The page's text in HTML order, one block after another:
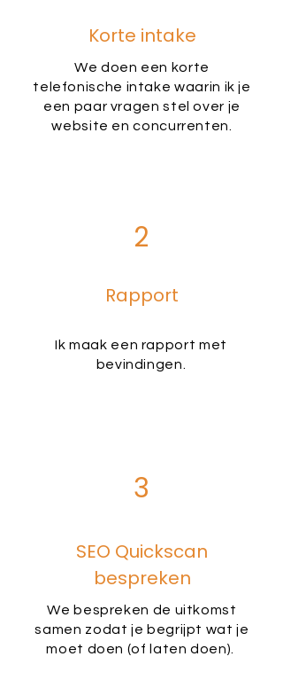
Korte intake
We doen een korte
telefonische intake waarin ik je
een paar vragen stel over je
website en concurrenten.
2
Rapport
Ik maak een rapport met
bevindingen.
3
SEO Quickscan
bespreken
We bespreken de uitkomst
samen zodat je begrijpt wat je
moet doen (of laten doen).